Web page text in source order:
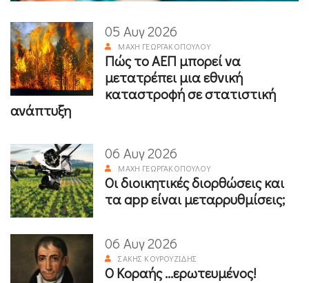
05 Αυγ 2026
ΜΆΧΗ ΓΕΩΡΓΑΚΟΠΟΎΛΟΥ
Πώς το ΑΕΠ μπορεί να
μετατρέπει μια εθνική
καταστροφή σε στατιστική
ανάπτυξη
06 Αυγ 2026
ΜΆΧΗ ΓΕΩΡΓΑΚΟΠΟΎΛΟΥ
Οι διοικητικές διορθώσεις και
τα app είναι μεταρρυθμίσεις;
06 Αυγ 2026
ΣΆΚΗΣ ΚΟΥΡΟΥΖΊΔΗΣ
Ο Κοραής ...ερωτευμένος!